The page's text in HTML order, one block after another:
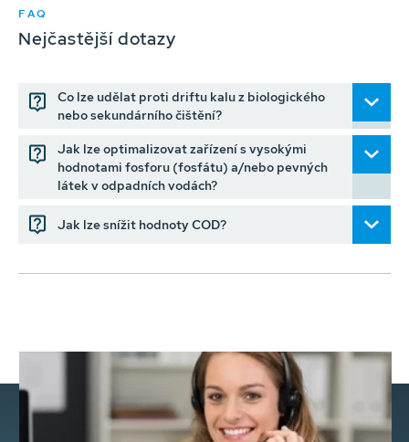
FAQ
Nejčastější dotazy
Co lze udělat proti driftu kalu z biologického
nebo sekundárního čištění?
Jak lze optimalizovat zařízení s vysokými
hodnotami fosforu (fosfátu) a/nebo pevných
látek v odpadních vodách?
Jak lze snížit hodnoty COD?